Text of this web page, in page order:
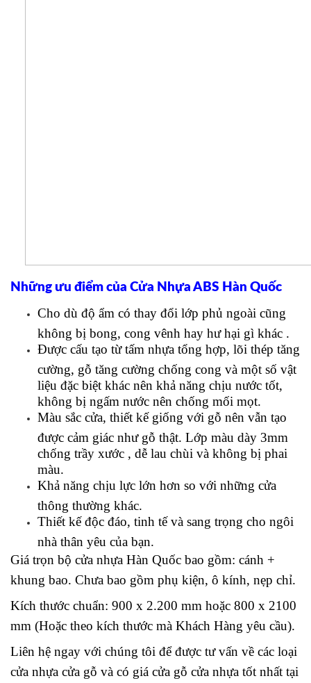
Những ưu điểm của Cửa Nhựa ABS Hàn Quốc
Cho dù độ ẩm có thay đổi lớp phủ ngoài cũng
không bị bong, cong vênh hay hư hại gì khác .
Được cấu tạo từ tấm nhựa tổng hợp, lõi thép tăng
cường, gỗ tăng cường chống cong và một số vật
liệu đặc biệt khác nên khả năng chịu nước tốt,
không bị ngấm nước nên chống mối mọt.
Màu sắc cửa, thiết kế giống với gỗ nên vẫn tạo
được cảm giác như gỗ thật. Lớp màu dày 3mm
chống trầy xước , dễ lau chùi và không bị phai
màu.
Khả năng chịu lực lớn hơn so với những cửa
thông thường khác.
Thiết kế độc đáo, tinh tế và sang trọng cho ngôi
nhà thân yêu của bạn.
Giá trọn bộ cửa nhựa Hàn Quốc bao gồm: cánh +
khung bao. Chưa bao gồm phụ kiện, ô kính, nẹp chỉ.
Kích thước chuẩn: 900 x 2.200 mm hoặc 800 x 2100
mm (Hoặc theo kích thước mà Khách Hàng yêu cầu).
Liên hệ ngay với chúng tôi để được tư vấn về các loại
cửa nhựa cửa gỗ và có giá cửa gỗ cửa nhựa tốt nhất tại